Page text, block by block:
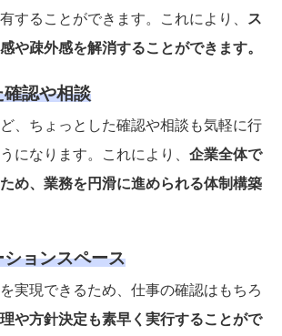
することができます。これにより、
ス
や疎外感を解消することができます。
認や相談
、ちょっとした確認や相談も気軽に行
になります。これにより、 企業全体で
め、業務を円滑に進められる体制構築
ョンスペース
実現できるため、仕事の確認はもちろ
や方針決定も素早く実行することがで